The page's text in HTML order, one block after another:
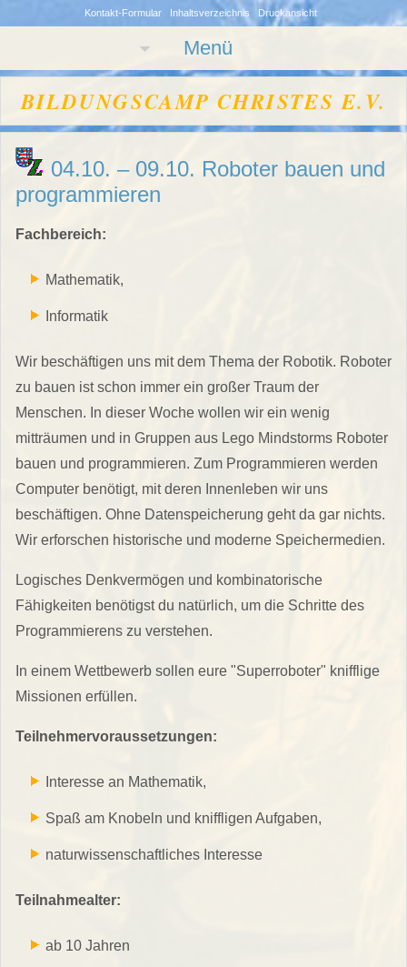
Kontakt-Formular Inhaltsverzeichnis Druckansicht
Menü
BILDUNGSCAMP CHRISTES E.V.
04.10. – 09.10. Roboter bauen und
programmieren
Fachbereich:
Mathematik,
Informatik
Wir beschäftigen uns mit dem Thema der Robotik. Roboter
zu bauen ist schon immer ein großer Traum der
Menschen. In dieser Woche wollen wir ein wenig
mitträumen und in Gruppen aus Lego Mindstorms Roboter
bauen und programmieren. Zum Programmieren werden
Computer benötigt, mit deren Innenleben wir uns
beschäftigen. Ohne Datenspeicherung geht da gar nichts.
Wir erforschen historische und moderne Speichermedien.
Logisches Denkvermögen und kombinatorische
Fähigkeiten benötigst du natürlich, um die Schritte des
Programmierens zu verstehen.
In einem Wettbewerb sollen eure "Superroboter" knifflige
Missionen erfüllen.
Teilnehmervoraussetzungen:
Interesse an Mathematik,
Spaß am Knobeln und kniffligen Aufgaben,
naturwissenschaftliches Interesse
Teilnahmealter:
ab 10 Jahren